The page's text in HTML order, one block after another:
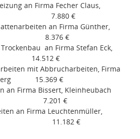
an Firma Fecher Claus,
7.880 €
an Firma Günther,
8.376 €
an Firma Stefan Eck,
14.512 €
mit Abbrucharbeiten, Firma
15.369 €
an Firma Bissert, Kleinheubach
7.201 €
an Firma Leuchtenmüller,
11.182 €